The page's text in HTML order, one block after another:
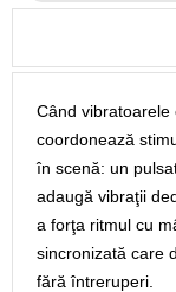
Când vibratoarele
coordonează
în scenă: un
adaugă vibraţii
a forţa ritmul cu
sincronizată care
fără întreruperi.